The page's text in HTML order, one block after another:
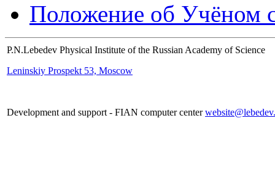
Положение об Учёном
P.N.Lebedev Physical Institute of the Russian Academy of Science
Leninskiy Prospekt 53, Moscow
Development and support - FIAN computer center